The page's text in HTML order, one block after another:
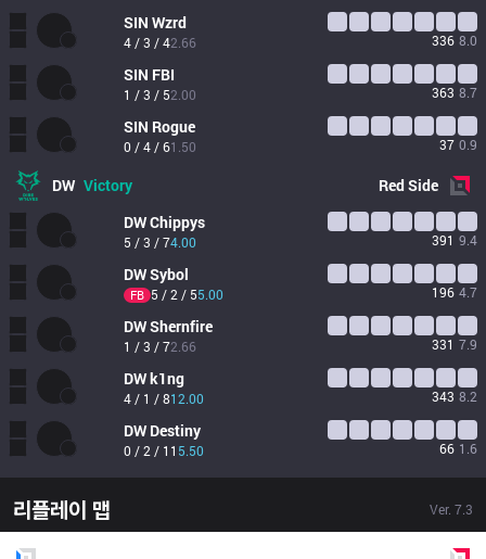
SIN Wzrd
4 / 3 / 42.66 336 8.0
SIN FBI
1 / 3 / 52.00 363 8.7
SIN Rogue
0 / 4 / 61.50 37 0.9
DW Victory RedSide
DWChippys
5 / 3 / 74.00 391 9.4
DWSybol
FB 5 / 2 / 55.00 196 4.7
DWShernfire
1 / 3 / 72.66 331 7.9
DWk1ng
4 / 1 / 812.00 343 8.2
DW Destiny
0 / 2 / 11 5.50 66 1.6
리플레이 맵 Ver. 7.3